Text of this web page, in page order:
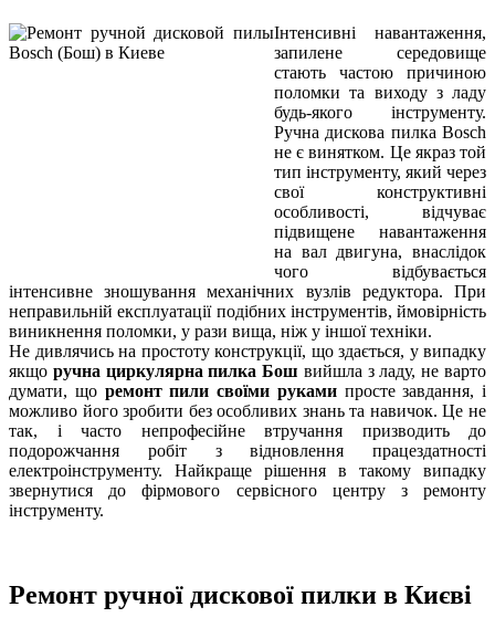
Інтенсивні навантаження,
запилене середовище
стають частою причиною
поломки та виходу з ладу
будь-якого інструменту.
Ручна дискова пилка Bosch
не є винятком. Це якраз той
тип інструменту, який через
свої конструктивні
особливості, відчуває
підвищене навантаження
на вал двигуна, внаслідок
чого відбувається
інтенсивне зношування механічних вузлів редуктора. При
неправильній експлуатації подібних інструментів, ймовірність
виникнення поломки, у рази вища, ніж у іншої техніки.
Не дивлячись на простоту конструкції, що здається, у випадку
якщо ручна циркулярна пилка Бош вийшла з ладу, не варто
думати, що ремонт пили своїми рукамипросте завдання, і
можливо його зробити без особливих знань та навичок. Це не
так, і часто непрофесійне втручання призводить до
подорожчання робіт з відновлення працездатності
електроінструменту. Найкраще рішення в такому випадку
звернутися до фірмового сервісного центру з ремонту
інструменту.
Ремонт ручної дискової пилки в Києві